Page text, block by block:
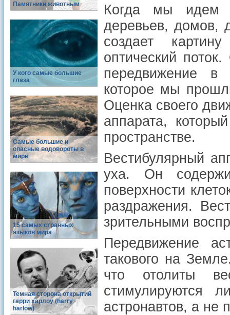
Памятники животным
У кого самые большие
глаза
Самые большие и
опасные водовороты в
мире
15 самых странных
языков мира
Темная сторона открытий
гарри харлоу (harry
harlow)
Когда мы идем
деревьев, домов,
создает
оптический
передвижение в
которое мы
Оценка своего
аппарата,
пространстве.
Вестибулярный
уха. Он
поверхности
раздражения.
зрительными
Передвижение
такового на
что отолиты
стимулируются
астронавтов, а не